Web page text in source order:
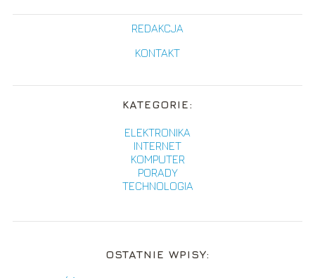
REDAKCJA
KONTAKT
KATEGORIE:
ELEKTRONIKA
INTERNET
KOMPUTER
PORADY
TECHNOLOGIA
OSTATNIE WPISY: